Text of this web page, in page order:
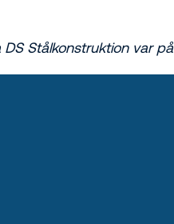
Stålkonstruktion var